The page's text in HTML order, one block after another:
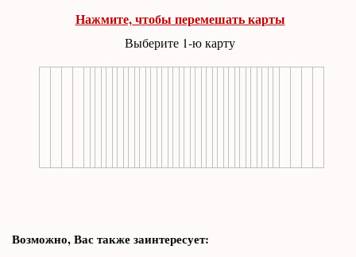
Нажмите, чтобы перемешать карты
Выберите 1-ю карту
Возможно, Вас также заинтересует: